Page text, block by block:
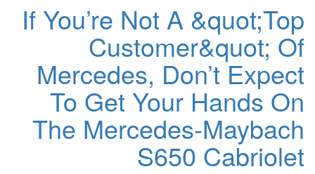
If You’re Not A &quot;Top
Customer&quot; Of
Mercedes, Don’t Expect
To Get Your Hands On
The Mercedes-Maybach
S650 Cabriolet